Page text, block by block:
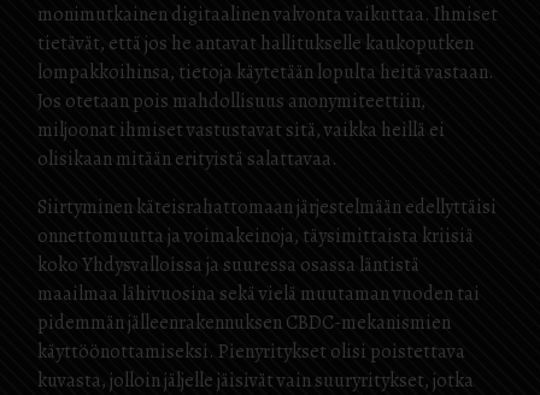
monimutkainen digitaalinen valvonta vaikuttaa. Ihmiset
tietävät, että jos he antavat hallitukselle kaukoputken
lompakkoihinsa, tietoja käytetään lopulta heitä vastaan.
Jos otetaan pois mahdollisuus anonymiteettiin,
miljoonat ihmiset vastustavat sitä, vaikka heillä ei
olisikaan mitään erityistä salattavaa.
Siirtyminen käteisrahattomaan järjestelmään edellyttäisi
onnettomuutta ja voimakeinoja, täysimittaista kriisiä
koko Yhdysvalloissa ja suuressa osassa läntistä
maailmaa lähivuosina sekä vielä muutaman vuoden tai
pidemmän jälleenrakennuksen CBDC-mekanismien
käyttöönottamiseksi. Pienyritykset olisi poistettava
kuvasta, jolloin jäljelle jäisivät vain suuryritykset, jotka